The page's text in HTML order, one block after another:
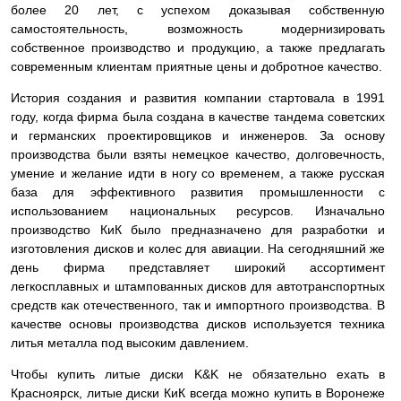
более 20 лет, с успехом доказывая собственную
самостоятельность, возможность модернизировать
собственное производство и продукцию, а также предлагать
современным клиентам приятные цены и добротное качество.
История создания и развития компании стартовала в 1991
году, когда фирма была создана в качестве тандема советских
и германских проектировщиков и инженеров. За основу
производства были взяты немецкое качество, долговечность,
умение и желание идти в ногу со временем, а также русская
база для эффективного развития промышленности с
использованием национальных ресурсов. Изначально
производство КиК было предназначено для разработки и
изготовления дисков и колес для авиации. На сегодняшний же
день фирма представляет широкий ассортимент
легкосплавных и штампованных дисков для автотранспортных
средств как отечественного, так и импортного производства. В
качестве основы производства дисков используется техника
литья металла под высоким давлением.
Чтобы купить литые диски K&K не обязательно ехать в
Красноярск, литые диски КиК всегда можно купить в Воронеже